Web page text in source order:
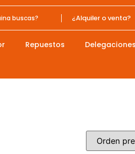
¿Alquiler o venta?
Repuestos Delegaciones